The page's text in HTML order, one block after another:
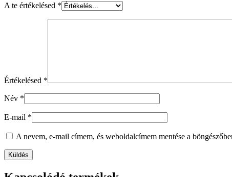
A te értékelésed *
Értékelésed *
Név *
E-mail *
A nevem, e-mail címem, és weboldalcímem mentése a